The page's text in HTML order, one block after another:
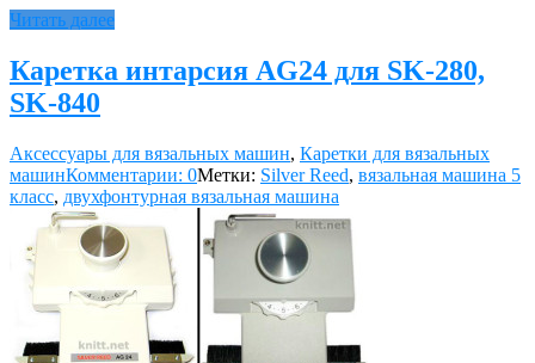
Читать далее
Каретка интарсия AG24 для SK-280,
SK-840
Аксессуары для вязальных машин, Каретки для вязальных
машинКомментарии: 0Метки: Silver Reed, вязальная машина 5
класс, двухфонтурная вязальная машина